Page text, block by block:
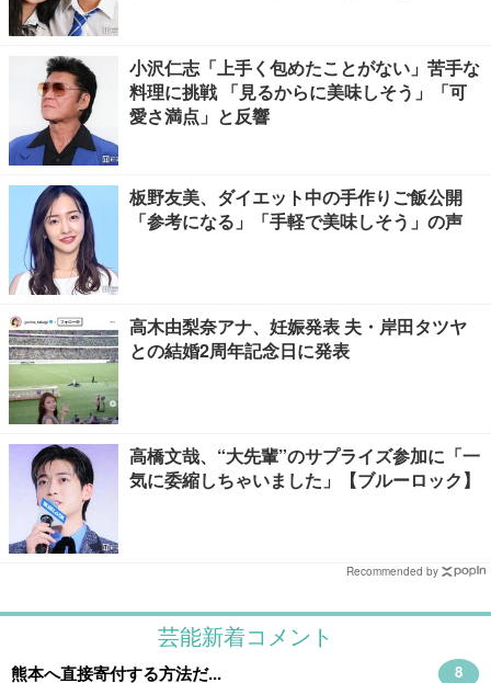
小沢仁志「上手く包めたことがない」苦手な
料理に挑戦 「見るからに美味しそう」「可
愛さ満点」と反響
板野友美、ダイエット中の手作りご飯公開
「参考になる」「手軽で美味しそう」の声
高木由梨奈アナ、妊娠発表 夫・岸田タツヤ
との結婚2周年記念日に発表
高橋文哉、“大先輩”のサプライズ参加に「一
気に委縮しちゃいました」【ブルーロック】
Recommended by